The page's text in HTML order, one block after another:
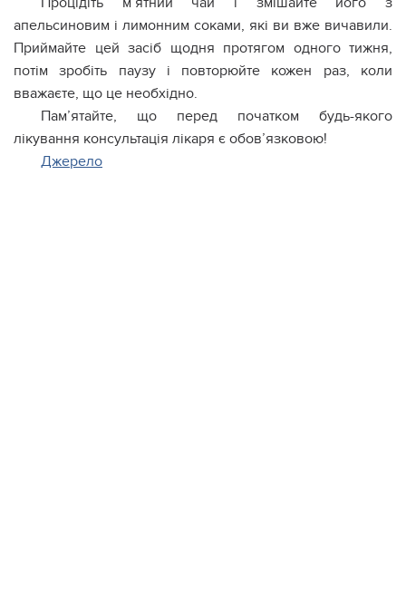
апельсиновим і лимонним соками, які ви вже вичавили.
Приймайте цей засіб щодня протягом одного тижня,
потім зробіть паузу і повторюйте кожен раз, коли
вважаєте, що це необхідно.
Пам’ятайте, що перед початком будь-якого
лікування консультація лікаря є обов’язковою!
Джерело